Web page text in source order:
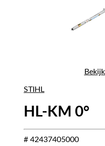
STIHL
HL-KM 0°
# 42437405000